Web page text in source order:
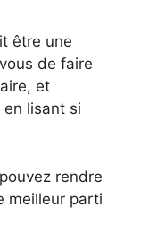
être une
de faire
et
en lisant si
rendre
meilleur parti